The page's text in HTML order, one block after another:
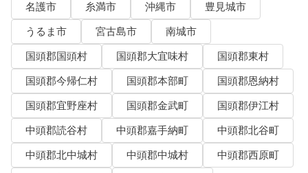
名護市
糸満市 沖縄市
豊見城市
うるま市
宮古島市
南城市
国頭郡国頭村
国頭郡大宜味村
国頭郡東村
国頭郡今帰仁村
国頭郡本部町
国頭郡恩納村
国頭郡宜野座村
国頭郡金武町
国頭郡伊江村
中頭郡読谷村
中頭郡嘉手納町
中頭郡北谷町
中頭郡北中城村
中頭郡中城村
中頭郡西原町